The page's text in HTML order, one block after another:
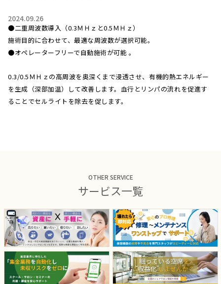
2024.09.26
●二重周波数導入（0.3ＭＨｚと0.5ＭＨｚ）
施術目的に合わせて、最適な周波数が選択可能。
●オペレーターフリーで自動施術が可能 。
0.3/0.5ＭＨｚの高周波を奥深くまで浸透させ、有機的熱エネルギー
を生成（深部加温）して改善します。血行とリンパの流れを促進す
ることでセルライトを除去を促します。
OTHER SERVICE
サービス一覧